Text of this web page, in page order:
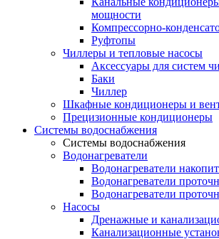
мощности
Компрессорно-
Руфтопы
Чиллеры и тепловые насосы
Аксессуары для систем
Баки
Чиллер
Шкафные кондиционеры и
Прецизионные кондиционеры
Системы водоснабжения
Системы водоснабжения
Водонагреватели
Водонагреватели
Водонагреватели
Водонагреватели
Насосы
Дренажные и
Канализационные